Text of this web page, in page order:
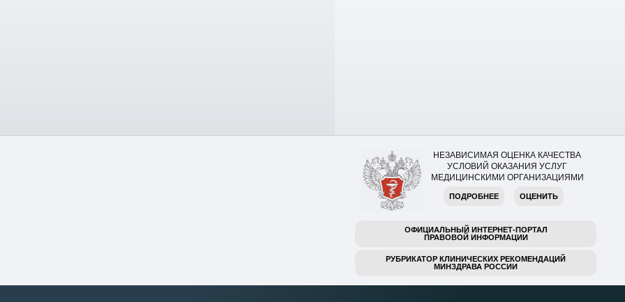
НЕЗАВИСИМАЯ ОЦЕНКА КАЧЕСТВА
УСЛОВИЙ ОКАЗАНИЯ УСЛУГ
МЕДИЦИНСКИМИ ОРГАНИЗАЦИЯМИ
ПОДРОБНЕЕ ОЦЕНИТЬ
ОФИЦИАЛЬНЫЙ ИНТЕРНЕТ-ПОРТАЛ
ПРАВОВОЙ ИНФОРМАЦИИ
РУБРИКАТОР КЛИНИЧЕСКИХ РЕКОМЕНДАЦИЙ
МИНЗДРАВА РОССИИ